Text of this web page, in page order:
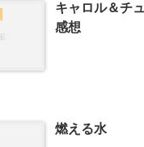
キャロル＆チ
感想
燃える水